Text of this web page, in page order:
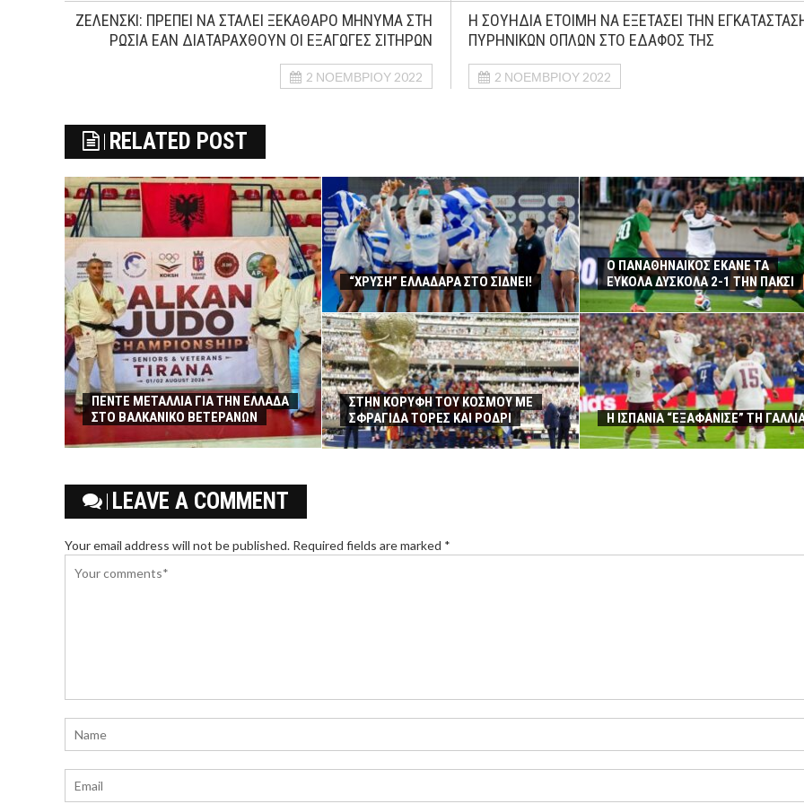
ΖΕΛΕΝΣΚΙ: ΠΡΕΠΕΙ ΝΑ ΣΤΑΛΕΙ ΞΕΚΑΘΑΡΟ ΜΗΝΥΜΑ ΣΤΗ
ΡΩΣΙΑ ΕΑΝ ΔΙΑΤΑΡΑΧΘΟΥΝ ΟΙ ΕΞΑΓΩΓΕΣ ΣΙΤΗΡΩΝ
2 ΝΟΕΜΒΡΊΟΥ 2022
Η ΣΟΥΗΔΙΑ ΕΤΟΙΜΗ ΝΑ ΕΞΕΤΑΣΕΙ ΤΗΝ
ΠΥΡΗΝΙΚΩΝ ΟΠΛΩΝ ΣΤΟ ΕΔΑΦΟΣ ΤΗΣ
2 ΝΟΕΜΒΡΊΟΥ 2022
RELATED POST
ΠΕΝΤΕ ΜΕΤΑΛΛΙΑ ΓΙΑ ΤΗΝ ΕΛΛΑΔΑ
ΣΤΟ ΒΑΛΚΑΝΙΚΟ ΒΕΤΕΡΑΝΩΝ
“ΧΡΥΣΗ” ΕΛΛΑΔΑΡΑ ΣΤΟ ΣΙΔΝΕΙ!
Ο ΠΑΝΑΘΗΝΑΙΚΟΣ ΕΚΑΝΕ ΤΑ
ΕΥΚΟΛΑ ΔΥΣΚΟΛΑ 2-1 ΤΗΝ ΠΑΚΣΙ
ΣΤΗΝ ΚΟΡΥΦΗ ΤΟΥ ΚΟΣΜΟΥ ΜΕ
ΣΦΡΑΓΙΔΑ ΤΟΡΕΣ ΚΑΙ ΡΟΔΡΙ
Η ΙΣΠΑΝΙΑ “ΕΞΑΦΑΝΙΣΕ” ΤΗ
LEAVE A COMMENT
Your email address will not be published. Required fields are marked *